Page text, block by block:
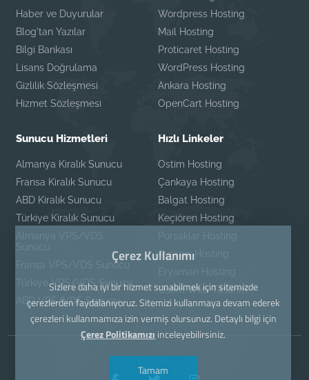
Haber ve Duyurular
Blog'tan Yazılar
Bilgi Bankası
Lisans Doğrulama
Gizlilik Sözleşmesi
Hizmet Sözleşmesi
Wordpress Hosting
Mail Hosting
Proticaret Hosting
WordPress Hosting
Ankara Hosting
OpenCart Hosting
Sunucu Hizmetleri
Almanya Kiralık Sunucu
Fransa Kiralık Sunucu
ABD Kiralık Sunucu
Türkiye Kiralık Sunucu
Almanya VPS/VDS
Sunucu
Fransa VPS/VDS Sunucu
Türkiye VPS/VDS Sunucu
ABD VPS/VDS Sunucu
Hızlı Linkeler
Ostim Hosting
Çankaya Hosting
Balgat Hosting
Keçiören Hosting
Pursaklar Hosting
Ayrancı Hosting
Eryaman Hosting
Ostim Web Tasarım
Çerez Kullanımı
Sizlere daha iyi bir hizmet sunabilmek için sitemizde
çerezlerden faydalanıyoruz. Sitemizi kullanmaya devam ederek
çerezleri kullanmamıza izin vermiş olursunuz. Detaylı bilgi için
Çerez Politikamızı inceleyebilirsiniz.
Tamam